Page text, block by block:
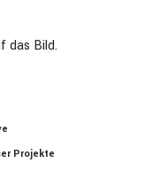
das Bild.
Projekte